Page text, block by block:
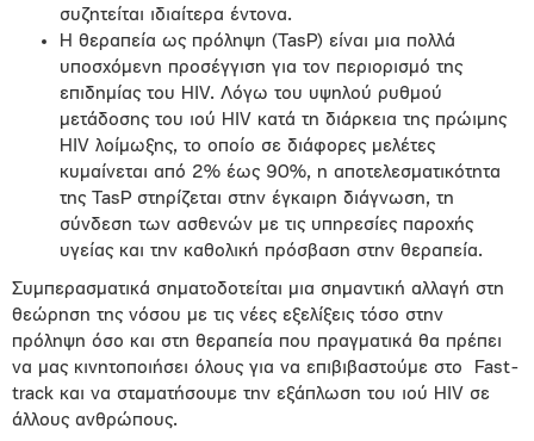
συζητείται ιδιαίτερα έντονα.
Η θεραπεία ως πρόληψη (TasP) είναι μια πολλά
υποσχόμενη προσέγγιση για τον περιορισμό της
επιδημίας του HIV. Λόγω του υψηλού ρυθμού
μετάδοσης του ιού HIV κατά τη διάρκεια της πρώιμης
HIV λοίμωξης, το οποίο σε διάφορες μελέτες
κυμαίνεται από 2% έως 90%, η αποτελεσματικότητα
της TasP στηρίζεται στην έγκαιρη διάγνωση, τη
σύνδεση των ασθενών με τις υπηρεσίες παροχής
υγείας και την καθολική πρόσβαση στην θεραπεία.
Συμπερασματικά σηματοδοτείται μια σημαντική αλλαγή στη
θεώρηση της νόσου με τις νέες εξελίξεις τόσο στην
πρόληψη όσο και στη θεραπεία που πραγματικά θα πρέπει
να μας κινητοποιήσει όλους για να επιβιβαστούμε στο Fast-
track και να σταματήσουμε την εξάπλωση του ιού HIV σε
άλλους ανθρώπους.